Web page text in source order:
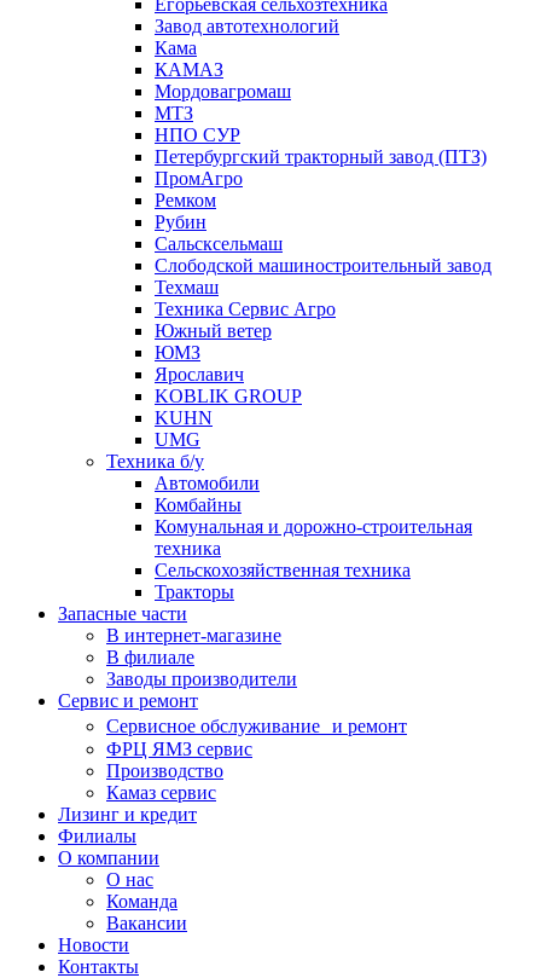
Егорьевская сельхозтехника
Завод автотехнологий
Кама
КАМАЗ
Мордовагромаш
МТЗ
НПО СУР
Петербургский тракторный завод (ПТЗ)
ПромАгро
Ремком
Рубин
Сальскcельмаш
Слободской машиностроительный завод
Техмаш
Техника Сервис Агро
Южный ветер
ЮМЗ
Ярославич
KOBLIK GROUP
KUHN
UMG
Техника б/у
Автомобили
Комбайны
Комунальная и дорожно-строительная
техника
Сельскохозяйственная техника
Тракторы
Запасные части
В интернет-магазине
В филиале
Заводы производители
Сервис и ремонт
Сервисное обслуживание и ремонт
ФРЦ ЯМЗ сервис
Производство
Камаз сервис
Лизинг и кредит
Филиалы
О компании
О нас
Команда
Вакансии
Новости
Контакты